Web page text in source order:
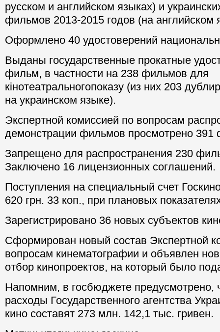
русском и английском языках) и
фильмов 2013-2015 годов (на английском
Оформлено 40 удостоверений
Выданы государственные прокатные
фильм, в частности на 238 фильмов для
кінотеатральногопоказу (из них 203
на украинском языке).
Экспертной комиссией по вопросам
демонстрации фильмов просмотрено 391
Запрещено для распространения 230
Заключено 16 лицензионных соглашений.
Поступления на специальный счет
620 грн. 33 коп., при плановых
Зарегистрировано 36 новых субъектов
Сформирован новый состав Экспертной
вопросам кинематографии и объявлен
отбор кинопроектов, на который было
Напомним, в госбюджете предусмотрено,
расходы Государственного агентства
кино составят 273 млн. 142,1 тыс. гривен.